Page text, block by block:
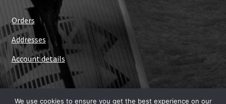
Orders
Addresses
Account details
We use cookies to ensure you get the best experience on our